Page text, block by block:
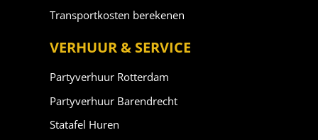
Transportkosten berekenen
VERHUUR & SERVICE
Partyverhuur Rotterdam
Partyverhuur Barendrecht
Statafel Huren